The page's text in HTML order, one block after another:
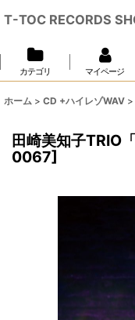
T-TOC RECORDS
カテゴリ マイページ
ホーム > CD +ハイレゾWAV >
田崎美知子TRIO
0067]